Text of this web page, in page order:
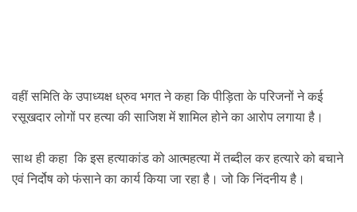
वहीं समिति के उपाध्यक्ष ध्रुव भगत ने कहा कि पीड़िता के परिजनों ने कई
रसूखदार लोगों पर हत्या की साजिश में शामिल होने का आरोप लगाया है।
साथ ही कहा कि इस हत्याकांड को आत्महत्यामें तब्दील कर हत्यारे को बचाने
एवं निर्दोष को फंसाने का कार्य किया जा रहा है। जो कि निंदनीय है।